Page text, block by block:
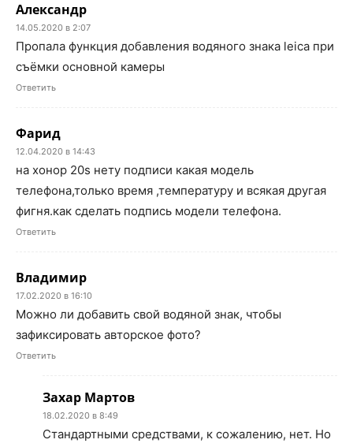
Александр
14.05.2020 в 2:07
Пропала функция добавления водяного знака leica при
съёмки основной камеры
Ответить
Фарид
12.04.2020 в 14:43
на хонор 20s нету подписи какая модель
телефона,только время ,температуру и всякая другая
фигня.как сделать подпись модели телефона.
Ответить
Владимир
17.02.2020 в 16:10
Можно ли добавить свой водяной знак, чтобы
зафиксировать авторское фото?
Ответить
Захар Мартов
18.02.2020 в 8:49
Стандартными средствами, к сожалению, нет. Но